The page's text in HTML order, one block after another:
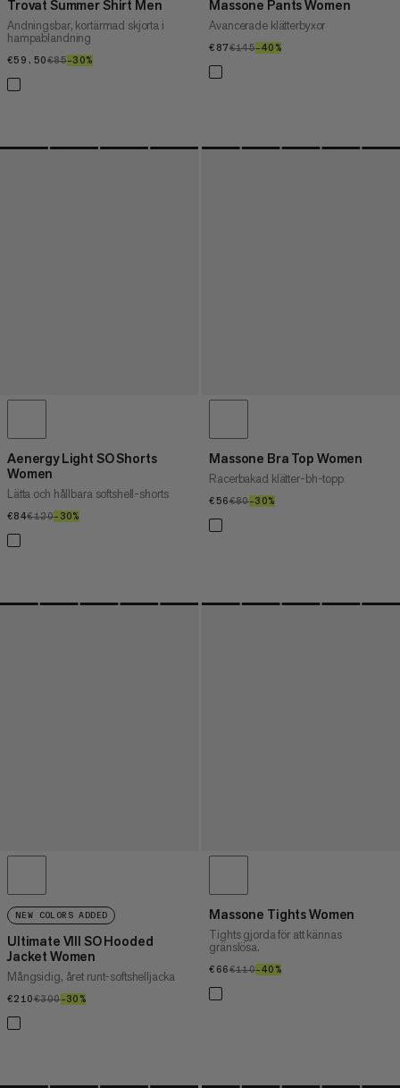
Trovat Summer Shirt Men
Andningsbar, kortärmad skjorta i
hampablandning
€59.50€59.50
€85€85
–30%
Massone Pants Women
Avancerade klätterbyxor
€87€87
€145€145
–40%
Aenergy Light SO Shorts
Women
Lätta och hållbara softshell-shorts
€84€84
€120€120
–30%
Massone Bra Top Women
Racerbakad klätter-bh-topp
€56€56
€80€80
–30%
NEW COLORS ADDED
Ultimate VIII SO Hooded
Jacket Women
Mångsidig, året runt-softshelljacka
€210€210
€300€300
–30%
Massone Tights Women
Tights gjorda för att kännas
gränslösa.
€66€66
€110€110
–40%